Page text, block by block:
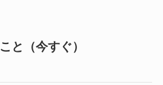
と（今すぐ）